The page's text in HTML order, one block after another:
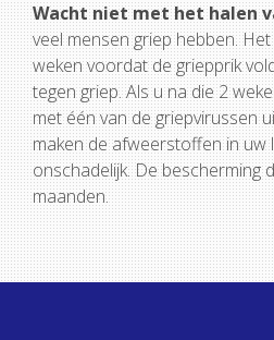
Wacht niet met het halen
veel mensen griep hebben.
weken voordat de griepprik
tegen griep. Als u na die 2
met één van de griepvirussen
maken de afweerstoffen in uw
onschadelijk. De bescherming
maanden.